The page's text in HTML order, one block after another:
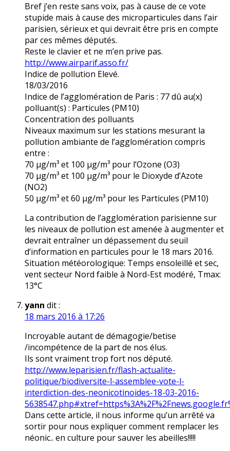
Bref j’en reste sans voix, pas à cause de ce vote
stupide mais à cause des microparticules dans l’air
parisien, sérieux et qui devrait être pris en compte
par ces mêmes députés.
Reste le clavier et ne m’en prive pas.
http://www.airparif.asso.fr/
Indice de pollution Elevé.
18/03/2016
Indice de l’agglomération de Paris : 77 dû au(x)
polluant(s) : Particules (PM10)
Concentration des polluants
Niveaux maximum sur les stations mesurant la
pollution ambiante de l’agglomération compris
entre :
70 µg/m³ et 100 µg/m³ pour l’Ozone (O3)
70 µg/m³ et 100 µg/m³ pour le Dioxyde d’Azote
(NO2)
50 µg/m³ et 60 µg/m³ pour les Particules (PM10)
La contribution de l’agglomération parisienne sur
les niveaux de pollution est amenée à augmenter et
devrait entraîner un dépassement du seuil
d’information en particules pour le 18 mars 2016.
Situation météorologique: Temps ensoleillé et sec,
vent secteur Nord faible à Nord-Est modéré, Tmax:
13°C
yann dit :
18 mars 2016 à 17:26
Incroyable autant de démagogie/betise
/incompétence de la part de nos élus.
Ils sont vraiment trop fort nos député.
http://www.leparisien.fr/flash-actualite-
politique/biodiversite-l-assemblee-vote-l-
interdiction-des-neonicotinoides-18-03-2016-
Dans cette article, il nous informe qu’un arrêté va
sortir pour nous expliquer comment remplacer les
néonic.. en culture pour sauver les abeilles!!!!!